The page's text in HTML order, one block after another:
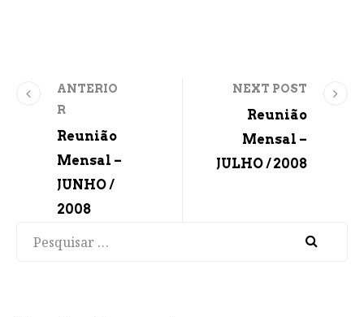
ANTERIO
R
Reunião
Mensal –
JUNHO /
2008
NEXT POST
Reunião
Mensal –
JULHO / 2008